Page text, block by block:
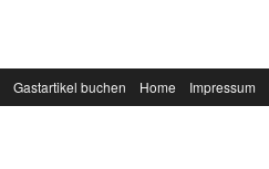
Gastartikel buchen Home Impressum